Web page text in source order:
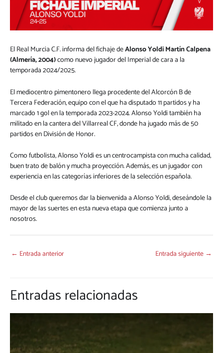
El Real Murcia C.F. informa del fichaje deAlonso Yoldi Martín Calpena
(Almería, 2004)como nuevo jugador del Imperial de cara a la
temporada 2024/2025.
El mediocentro pimentonero llega procedente del Alcorcón B de
Tercera Federación, equipo con el que ha disputado 11 partidos y ha
marcado 1 gol en la temporada 2023-2024. Alonso Yoldi también ha
militado en la cantera del Villarreal CF, donde ha jugado más de 50
partidos en División de Honor.
Como futbolista, Alonso Yoldi es un centrocampista con mucha calidad,
buen trato de balón y mucha proyección. Además, es un jugador con
experiencia en las categorías inferiores de la selección española.
Desde el club queremos dar la bienvenida a Alonso Yoldi, deseándole la
mayor de las suertes en esta nueva etapa que comienza junto a
nosotros.
← Entrada anterior Entrada siguiente →
Entradas relacionadas